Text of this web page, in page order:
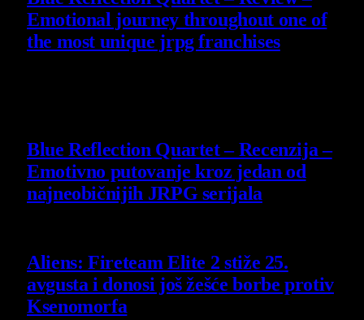
Emotional journey throughout one of
the most unique jrpg franchises
Blue Reflection Quartet – Recenzija –
Emotivno putovanje kroz jedan od
najneobičnijih JRPG serijala
Aliens: Fireteam Elite 2 stiže 25.
avgusta i donosi još žešće borbe protiv
Ksenomorfa